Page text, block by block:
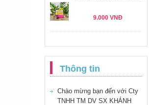
9.000 VNĐ
Thông tin
Chào mừng bạn đến với Cty
TNHH TM DV SX KHÁNH